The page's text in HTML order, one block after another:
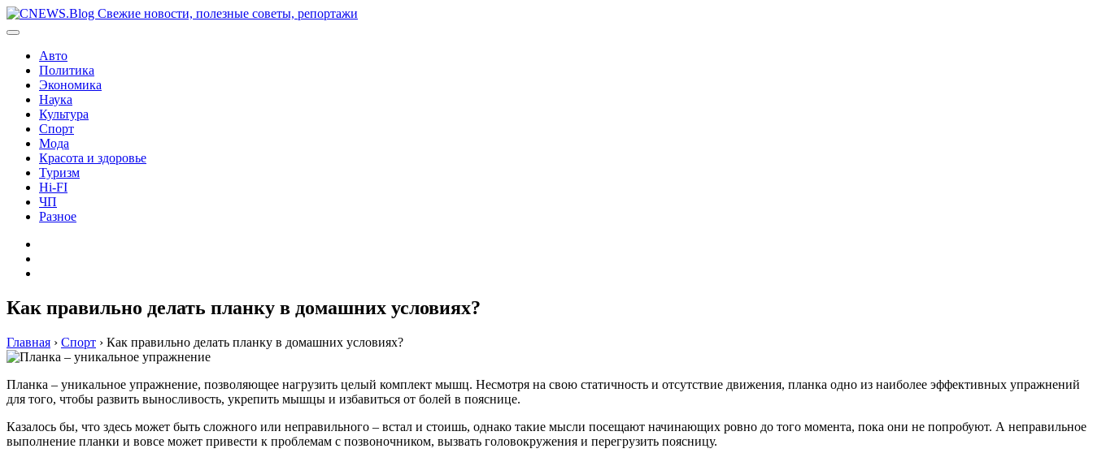
Перейти
к
Авто
Политика
Экономика
Наука
Культура
Спорт
Мода
Красота и здоровье
Туризм
Hi-FI
ЧП
Разное
Как правильно делать планку в домашних условиях?
Главная › Спорт › Как правильно делать планку в домашних условиях?
Планка – уникальное упражнение, позволяющее нагрузить целый комплект мышц. Несмотря на свою статичность и отсутствие движения, планка одно из наиболее эффективных упражнений
для того, чтобы развить выносливость, укрепить мышцы и избавиться от болей в пояснице.
Казалось бы, что здесь может быть сложного или неправильного – встал и стоишь, однако такие мысли посещают начинающих ровно до того момента, пока они не попробуют. А неправильное
выполнение планки и вовсе может привести к проблемам с позвоночником, вызвать головокружения и перегрузить поясницу.